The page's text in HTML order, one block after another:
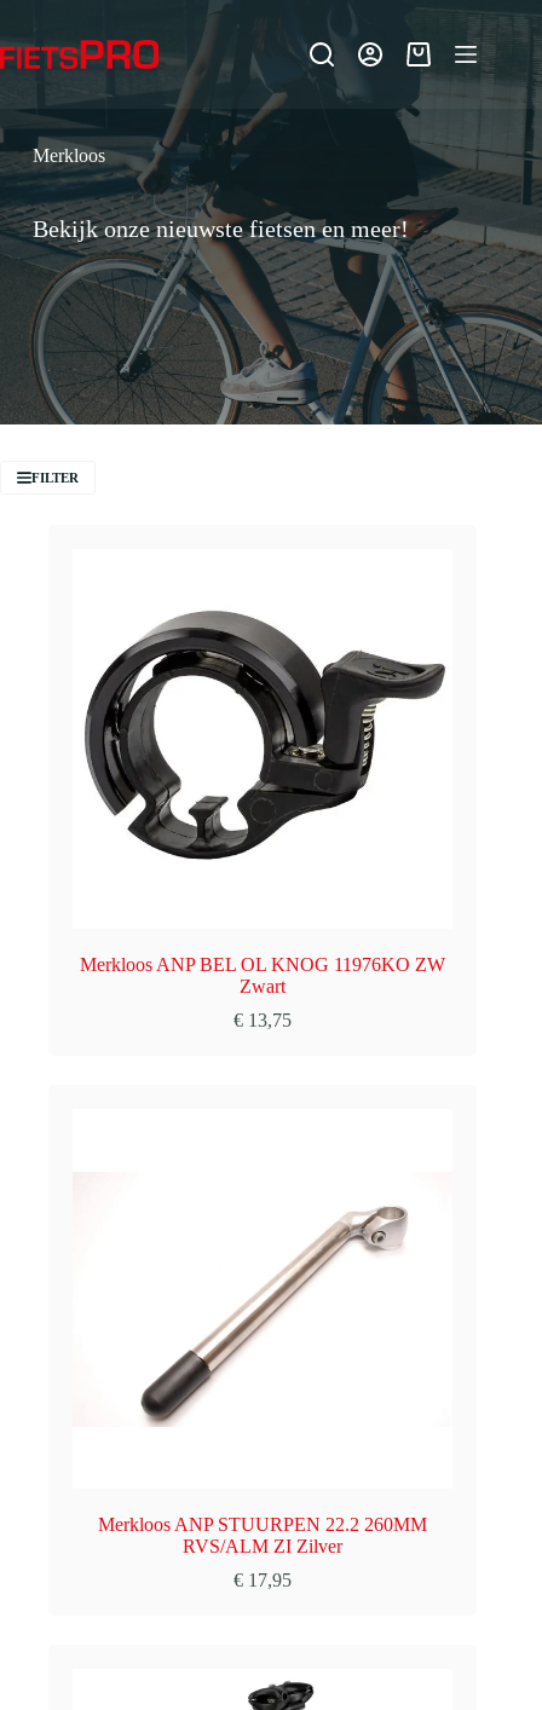
de
inhoud
Winkelwagen
Merkloos
Bekijk onze nieuwste fietsen en meer!
FILTER
Merkloos ANP BEL OL KNOG 11976KO ZW
Zwart
€ 13,75
Merkloos ANP STUURPEN 22.2 260MM
RVS/ALM ZI Zilver
€ 17,95